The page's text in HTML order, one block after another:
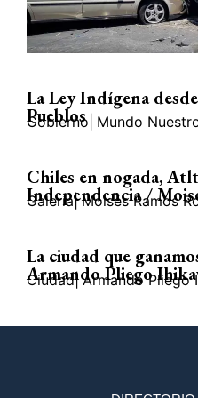
La Ley Indígena
Pueblos
Gobierno Mundo
Chiles en nogada,
Independencia /
Galería| Moisés Ramos
La ciudad que
Armando Pliego
Ciudad| Armando Pliego